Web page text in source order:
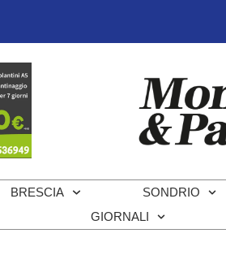
BRESCIA SONDRIO
GIORNALI